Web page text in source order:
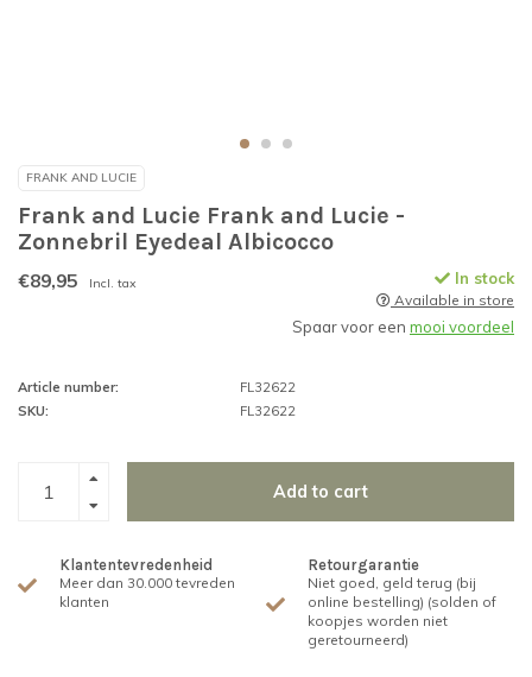
FRANK AND LUCIE
Frank and Lucie Frank and Lucie -
Zonnebril Eyedeal Albicocco
€89,95 Incl. tax In stock
Available in store
Spaar voor een mooi voordeel
Article number:
FL32622
SKU:
FL32622
Add to cart
Klantentevredenheid
Meer dan 30.000 tevreden
klanten
Retourgarantie
Niet goed, geld terug (bij
online bestelling) (solden of
koopjes worden niet
geretourneerd)